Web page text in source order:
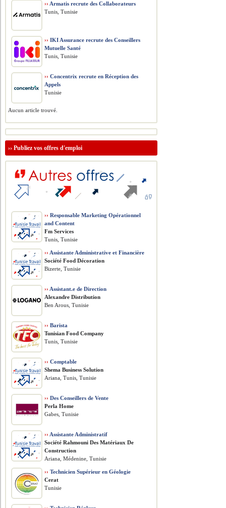
›› Armatis recrute des Collaborateurs
Tunis, Tunisie
›› IKI Assurance recrute des Conseillers
Mutuelle Santé
Tunis, Tunisie
›› Concentrix recrute en Réception des
Appels
Tunisie
Aucun article trouvé.
››Publiez vos offres d'emploi
›› Responsable Marketing Opérationnel
and Content
Fm Services
Tunis, Tunisie
›› Assistante Administrative et Financière
Société Food Décoration
Bizerte, Tunisie
›› Assistant.e de Direction
Alexandre Distribution
Ben Arous, Tunisie
›› Barista
Tunisian Food Company
Tunis, Tunisie
›› Comptable
Shema Business Solution
Ariana, Tunis, Tunisie
›› Des Conseillers de Vente
Perla Home
Gabes, Tunisie
›› Assistante Administratif
Société Rahmouni Des Matériaux De
Construction
Ariana, Médenine, Tunisie
›› Technicien Supérieur en Géologie
Cerat
Tunisie